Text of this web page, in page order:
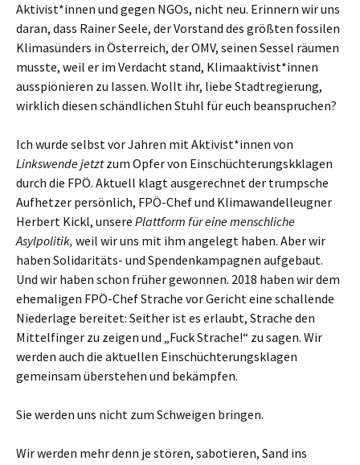
Aktivist*innen und gegen NGOs, nicht neu. Erinnern wir uns
daran, dass Rainer Seele, der Vorstand des größten fossilen
Klimasünders in Österreich, der OMV, seinen Sessel räumen
musste, weil er im Verdacht stand, Klimaaktivist*innen
ausspionieren zu lassen. Wollt ihr, liebe Stadtregierung,
wirklich diesen schändlichen Stuhl für euch beanspruchen?
Ich wurde selbst vor Jahren mit Aktivist*innen von
Linkswende jetztzum Opfer von Einschüchterungskklagen
durch die FPÖ. Aktuell klagt ausgerechnet der trumpsche
Aufhetzer persönlich, FPÖ-Chef und Klimawandelleugner
Herbert Kickl, unsere Plattform für eine menschliche
Asylpolitik, weil wir uns mit ihm angelegt haben. Aber wir
haben Solidaritäts- und Spendenkampagnen aufgebaut.
Und wir haben schon früher gewonnen. 2018 haben wir dem
ehemaligen FPÖ-Chef Strache vor Gericht eine schallende
Niederlage bereitet: Seither ist es erlaubt, Strache den
Mittelfinger zu zeigen und „Fuck Strache!“ zu sagen. Wir
werden auch die aktuellen Einschüchterungsklagen
gemeinsam überstehen und bekämpfen.
Sie werden uns nicht zum Schweigen bringen.
Wir werden mehr denn je stören, sabotieren, Sand ins